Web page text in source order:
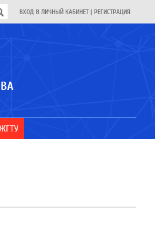
ВХОД В ЛИЧНЫЙ КАБИНЕТ | РЕГИСТРАЦИЯ